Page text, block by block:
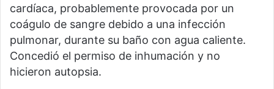
cardíaca, probablemente provocada por un
coágulo de sangre debido a una infección
pulmonar, durante su baño con agua caliente.
Concedió el permiso de inhumación y no
hicieron autopsia.